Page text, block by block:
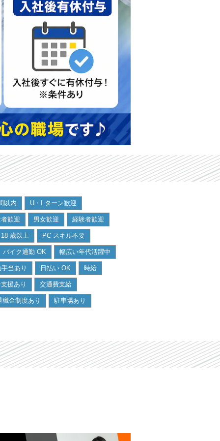
以内 U・I ターン歓迎
歓迎 男女歓迎 経験者歓迎
18 歳以上 PC スキル不要
バイク通勤 OK 幅広い年代活躍中
当あり 日払い OK 時給
援あり 交通費支給
職金制度あり 駐車場あり